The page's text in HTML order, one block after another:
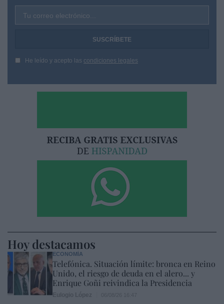
Tu correo electrónico...
He leído y acepto las condiciones legales
Hoy destacamos
ECONOMÍA
Telefónica. Situación límite: bronca en Reino
Unido, el riesgo de deuda en el alero... y
Enrique Goñi reivindica la Presidencia